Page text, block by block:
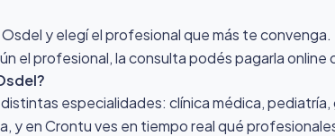
y elegí el profesional que más te
el profesional, la consulta podés pagarla
especialidades: clínica médica,
y en Crontu ves en tiempo real qué